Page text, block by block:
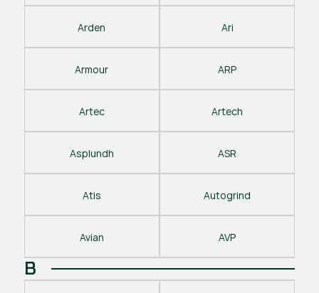
Arden Ari
Armour ARP
Artec Artech
Asplundh ASR
Atis Autogrind
Avian AVP
B